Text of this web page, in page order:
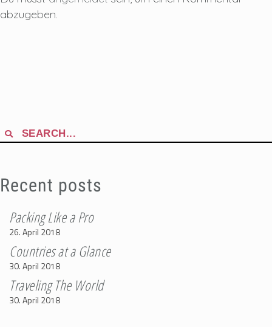
abzugeben.
Search
Recent posts
Packing Like a Pro
26. April 2018
Countries at a Glance
30. April 2018
Traveling The World
30. April 2018